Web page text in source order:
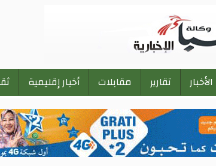
الأخبار تقارير مقابلات أخبار إقليمية